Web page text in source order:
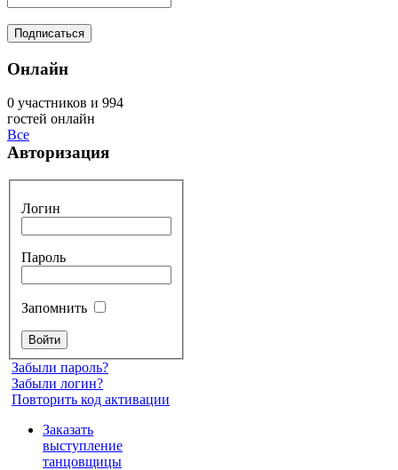
Онлайн
0 участников и 994
гостей онлайн
Все
Авторизация
Логин
Пароль
Запомнить
Забыли пароль?
Забыли логин?
Повторить код активации
Заказать
выступление
танцовщицы